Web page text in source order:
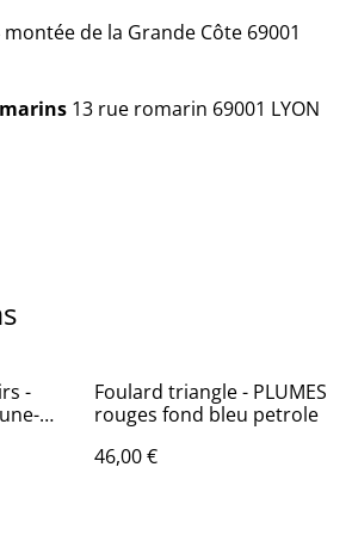
montée de la Grande Côte 69001
13 rue romarin 69001 LYON
-
Foulard triangle - PLUMES
rouges fond bleu petrole
46,00 €